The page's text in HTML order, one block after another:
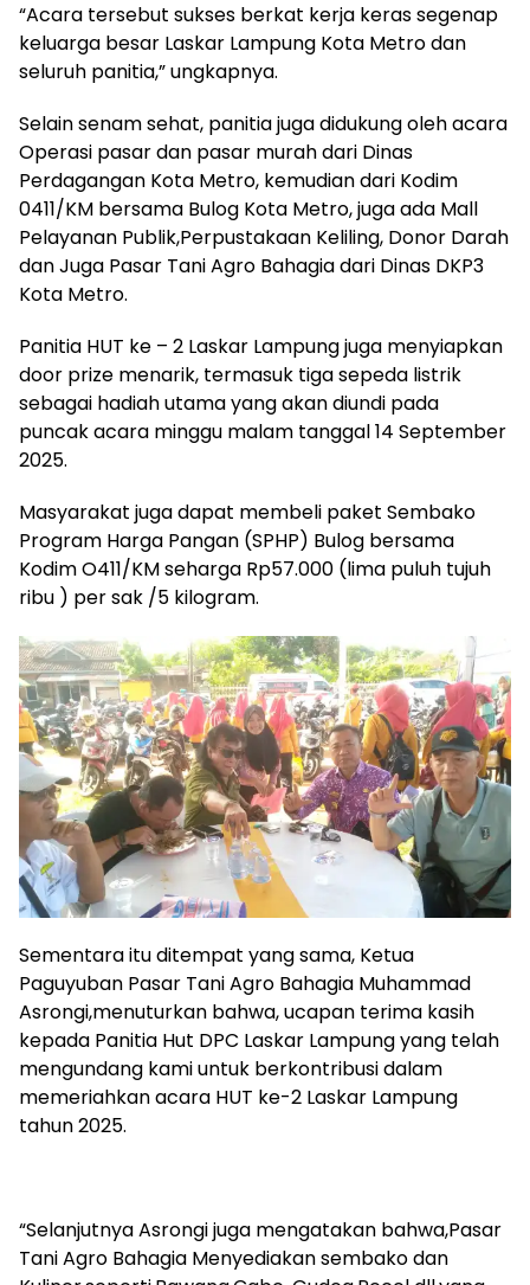
“Acara tersebut sukses berkat kerja keras segenap
keluarga besar Laskar Lampung Kota Metro dan
seluruh panitia,” ungkapnya.
Selain senam sehat, panitia juga didukung oleh acara
Operasi pasar dan pasar murah dari Dinas
Perdagangan Kota Metro, kemudian dari Kodim
0411/KM bersama Bulog Kota Metro, juga ada Mall
Pelayanan Publik,Perpustakaan Keliling, Donor Darah
dan Juga Pasar Tani Agro Bahagia dari Dinas DKP3
Kota Metro.
Panitia HUT ke – 2 Laskar Lampung juga menyiapkan
door prize menarik, termasuk tiga sepeda listrik
sebagai hadiah utama yang akan diundi pada
puncak acara minggu malam tanggal 14 September
2025.
Masyarakat juga dapat membeli paket Sembako
Program Harga Pangan (SPHP) Bulog bersama
Kodim O411/KM seharga Rp57.000 (lima puluh tujuh
ribu ) per sak /5 kilogram.
Sementara itu ditempat yang sama, Ketua
Paguyuban Pasar Tani Agro Bahagia Muhammad
Asrongi,menuturkan bahwa, ucapan terima kasih
kepada Panitia Hut DPC Laskar Lampung yang telah
mengundang kami untuk berkontribusi dalam
memeriahkan acara HUT ke-2 Laskar Lampung
tahun 2025.
“Selanjutnya Asrongi juga mengatakan bahwa,Pasar
Tani Agro Bahagia Menyediakan sembako dan